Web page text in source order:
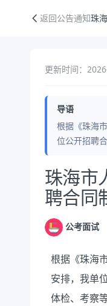
返回公告通知珠
更新时间：
导语
根据《珠海
位公开招聘
公告正文
珠海市
聘合同
公考面试
根据《珠海
安排，我单
体检、考察